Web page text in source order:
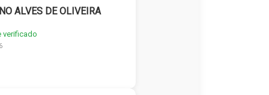
ALVES DE OLIVEIRA
verificado